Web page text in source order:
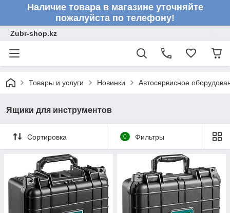
Наличие товара в магазине уточняйте
пожалуйста по телефону!
Zubr-shop.kz
Товары и услуги Новинки Автосервисное
Ящики для инструментов
Сортировка 0 Фильтры